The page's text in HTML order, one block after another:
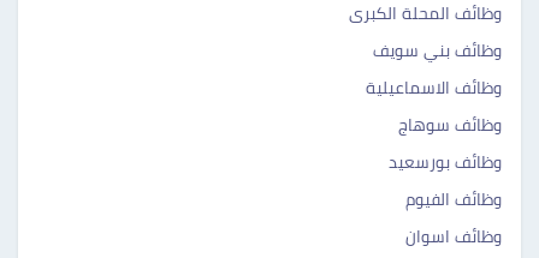
وظائف المحلة الكبرى
وظائف بني سويف
وظائف الاسماعيلية
وظائف سوهاج
وظائف بورسعيد
وظائف الفيوم
وظائف اسوان